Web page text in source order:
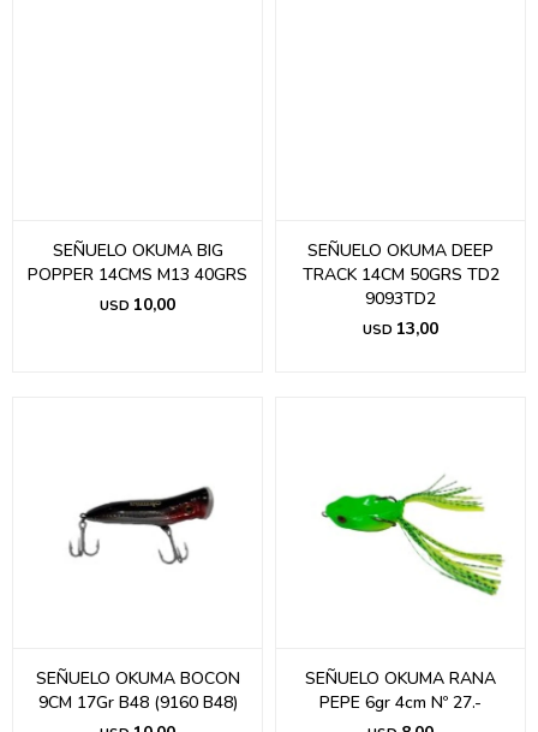
SEÑUELO OKUMA BIG
POPPER 14CMS M13 40GRS
USD 10,00
SEÑUELO OKUMA DEEP
TRACK 14CM 50GRS TD2
9093TD2
USD 13,00
SEÑUELO OKUMA BOCON
9CM 17Gr B48 (9160 B48)
SEÑUELO OKUMA RANA
PEPE 6gr 4cm Nº 27.-